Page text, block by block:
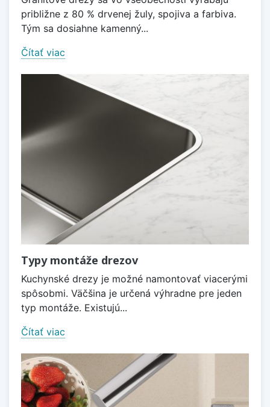
približne z 80 % drvenej žuly, spojiva a farbiva.
Tým sa dosiahne kamenný...
Čítať viac
Typy montáže drezov
Kuchynské drezy je možné namontovať viacerými
spôsobmi. Väčšina je určená výhradne pre jeden
typ montáže. Existujú...
Čítať viac